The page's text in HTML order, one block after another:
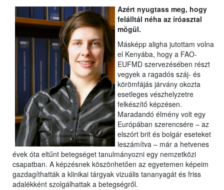
Azért nyugtass meg, hogy
felálltál néha az íróasztal
mögül.
Másképp aligha jutottam volna
el Kenyába, hogy a FAO-
EUFMD szervezésében részt
vegyek a ragadós száj- és
körömfájás járvány okozta
esetleges vészhelyzetre
felkészítő képzésen.
Maradandó élmény volt egy
Európában szerencsére – az
elszórt brit és bolgár eseteket
leszámítva – már a hetvenes
évek óta eltűnt betegséget tanulmányozni egy nemzetközi
csapatban. A képzésnek köszönhetően az egyetemen képeim
gazdagíthatták a klinikai tárgyak vizuális tananyagát és friss
adalékként szolgálhattak a betegségről.